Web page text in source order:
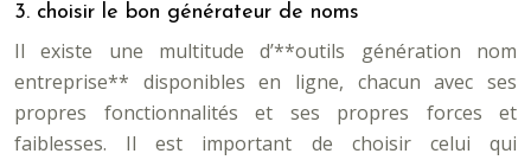
3. choisir le bon générateur de noms
Il existe une multitude d’**outils génération nom
entreprise** disponibles en ligne, chacun avec ses
propres fonctionnalités et ses propres forces et
faiblesses. Il est important de choisir celui qui